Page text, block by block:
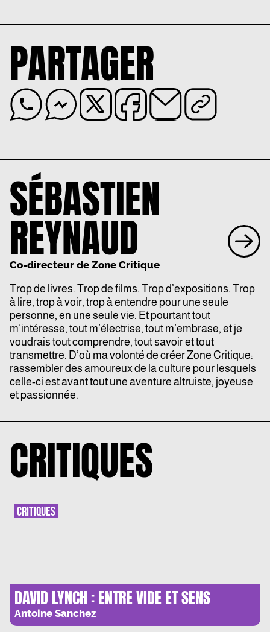
PARTAGER
SÉBASTIEN
REYNAUD
Co-directeur de Zone Critique
Trop de livres. Trop de films. Trop d’expositions. Trop
à lire, trop à voir, trop à entendre pour une seule
personne, en une seule vie. Et pourtant tout
m’intéresse, tout m’électrise, tout m’embrase, et je
voudrais tout comprendre, tout savoir et tout
transmettre. D’où ma volonté de créer Zone Critique:
rassembler des amoureux de la culture pour lesquels
celle-ci est avant tout une aventure altruiste, joyeuse
et passionnée.
CRITIQUES
DAVID LYNCH : ENTRE VIDE ET SENS
Antoine Sanchez
CRITIQUES